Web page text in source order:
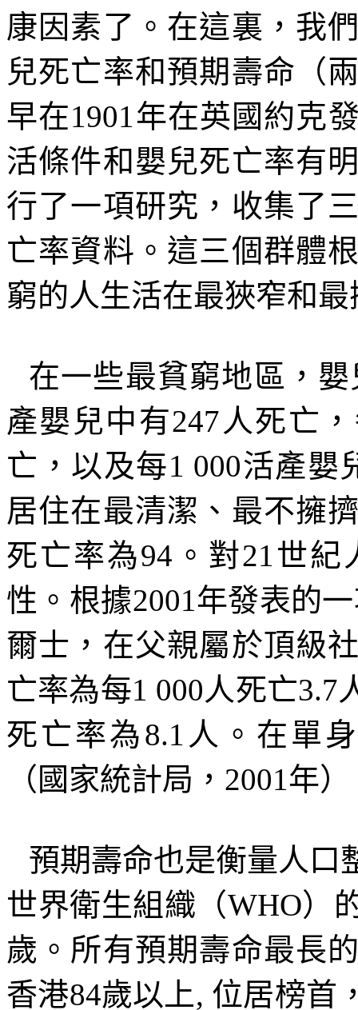
康因素了。在這裏，我
兒死亡率和預期壽命（
早在1901年在英國約克
活條件和嬰兒死亡率有
行了一項研究，收集了
亡率資料。這三個群體
窮的人生活在最狹窄和
在一些最貧窮地區，
產嬰兒中有247 人死亡
亡，以及每1 000活產嬰
居住在最清潔、最不擁
死亡率為94 。對21 世紀
性。根據2001年發表的
爾士，在父親屬於頂級
亡率為每1 000人死亡3.7
死亡率為8.1 人。在單
（國家統計局， 2001年）
預期壽命也是衡量人口
世界衛生組織（WHO）
歲。所有預期壽命最長
香港84歲以上, 位居榜首